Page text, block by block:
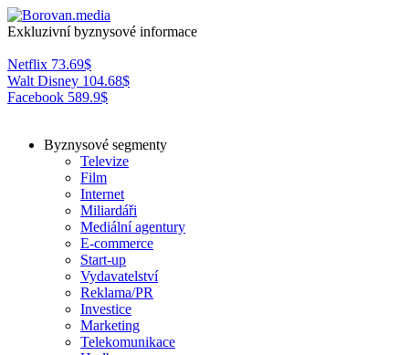
Exkluzivní byznysové informace
Netflix 73.69$
Walt Disney 104.68$
Facebook 589.9$
Byznysové segmenty
Televize
Film
Internet
Miliardáři
Mediální agentury
E-commerce
Start-up
Vydavatelství
Reklama/PR
Investice
Marketing
Telekomunikace